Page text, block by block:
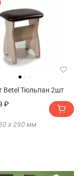
Betel Тюльпан 2шт
₽
х 290 мм